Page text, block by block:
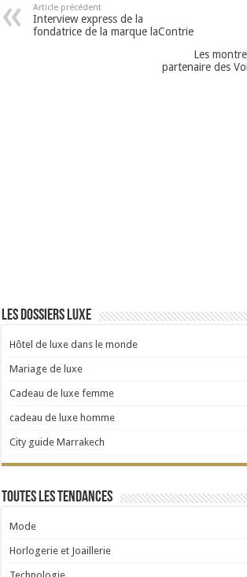
Article précédent
Interview express de la
fondatrice de la marque laContrie
Les
partenaire des
Les dossiers luxe
Hôtel de luxe dans le monde
Mariage de luxe
Cadeau de luxe femme
cadeau de luxe homme
City guide Marrakech
Toutes les tendances
Mode
Horlogerie et Joaillerie